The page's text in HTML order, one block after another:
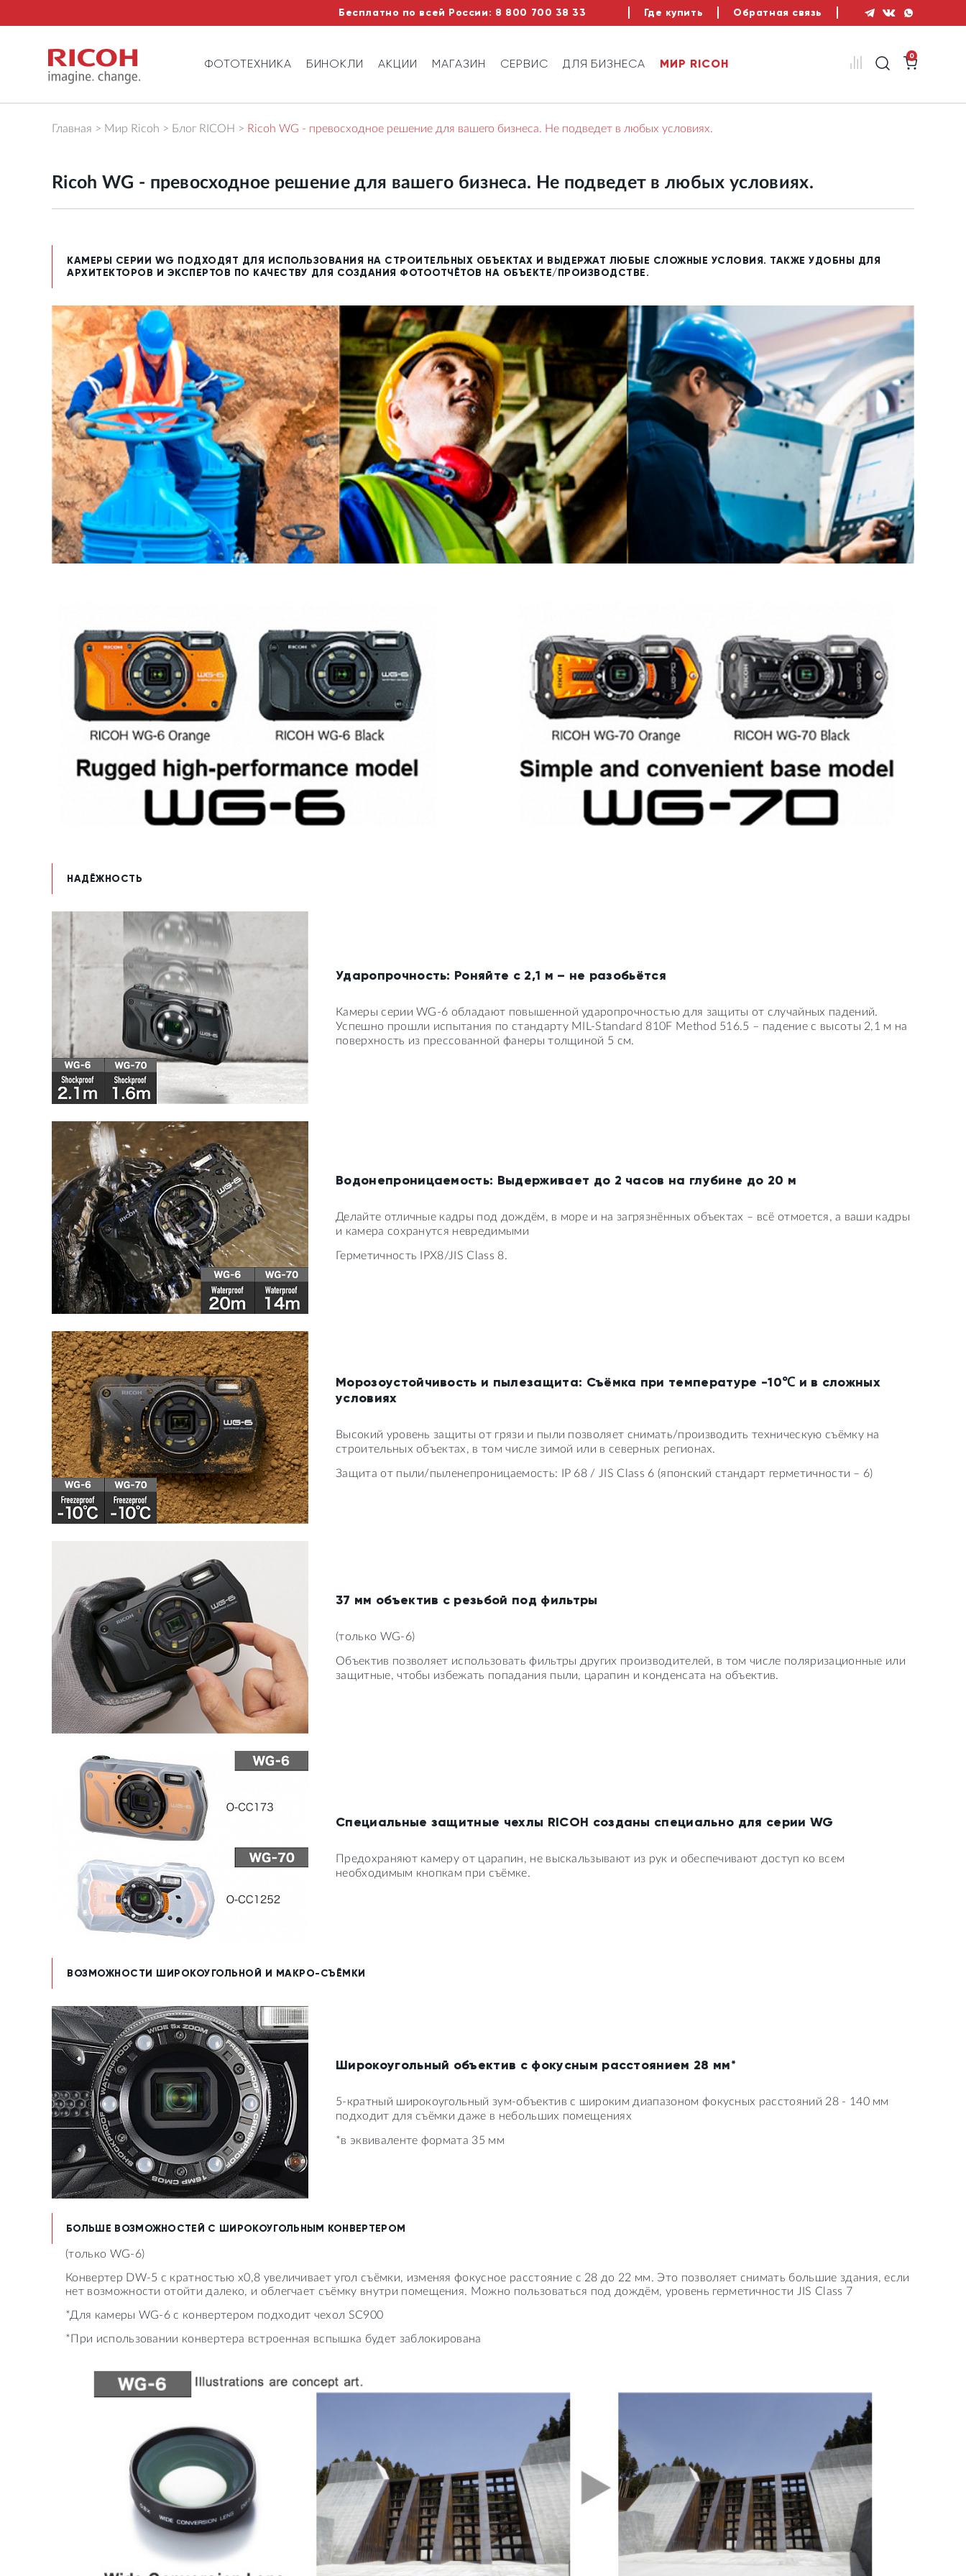
Бесплатно по всей России: 8 800 700 38 33 Где купить Обратная связь
ФОТОТЕХНИКА БИНОКЛИ АКЦИИ МАГАЗИН СЕРВИС ДЛЯ БИЗНЕСА МИР RICOH
0
Главная Мир Ricoh Блог RICOH Ricoh WG - превосходное решение для вашего бизнеса. Не подведет в любых условиях.
Ricoh WG - превосходное решение для вашего бизнеса. Не подведет в любых условиях.
КАМЕРЫ СЕРИИ WG ПОДХОДЯТ ДЛЯ ИСПОЛЬЗОВАНИЯ НА СТРОИТЕЛЬНЫХ ОБЪЕКТАХ И ВЫДЕРЖАТ ЛЮБЫЕ СЛОЖНЫЕ УСЛОВИЯ. ТАКЖЕ УДОБНЫ ДЛЯ
АРХИТЕКТОРОВ И ЭКСПЕРТОВ ПО КАЧЕСТВУ ДЛЯ СОЗДАНИЯ ФОТООТЧЁТОВ НА ОБЪЕКТЕ/ПРОИЗВОДСТВЕ.
НАДЁЖНОСТЬ
Ударопрочность: Роняйте с 2,1 м – не разобьётся
Камеры серии WG-6 обладают повышенной ударопрочностью для защиты от случайных падений.
Успешно прошли испытания по стандарту MIL-Standard 810F Method 516.5 – падение с высоты 2,1 м на
поверхность из прессованной фанеры толщиной 5 см.
Водонепроницаемость: Выдерживает до 2 часов на глубине до 20 м
Делайте отличные кадры под дождём, в море и на загрязнённых объектах – всё отмоется, а ваши кадры
и камера сохранутся невредимыми
Герметичность IPX8/JIS Class 8.
Морозоустойчивость и пылезащита: Съёмка при температуре -10℃ и в сложных
условиях
Высокий уровень защиты от грязи и пыли позволяет снимать/производить техническую съёмку на
строительных объектах, в том числе зимой или в северных регионах.
Защита от пыли/пыленепроницаемость: IP 68 / JIS Class 6 (японский стандарт герметичности – 6)
37 мм объектив с резьбой под фильтры
(только WG-6)
Объектив позволяет использовать фильтры других производителей, в том числе поляризационные или
защитные, чтобы избежать попадания пыли, царапин и конденсата на объектив.
Специальные защитные чехлы RICOH созданы специально для серии WG
Предохраняют камеру от царапин, не выскальзывают из рук и обеспечивают доступ ко всем
необходимым кнопкам при съёмке.
ВОЗМОЖНОСТИ ШИРОКОУГОЛЬНОЙ И МАКРО-СЪЁМКИ
Широкоугольный объектив с фокусным расстоянием 28 мм*
5-кратный широкоугольный зум-объектив с широким диапазоном фокусных расстояний 28 - 140 мм
подходит для съёмки даже в небольших помещениях
*в эквиваленте формата 35 мм
БОЛЬШЕ ВОЗМОЖНОСТЕЙ С ШИРОКОУГОЛЬНЫМ КОНВЕРТЕРОМ
(только WG-6)
Конвертер DW-5 с кратностью х0,8 увеличивает угол съёмки, изменяя фокусное расстояние с 28 до 22 мм. Это позволяет снимать большие здания, если
нет возможности отойти далеко, и облегчает съёмку внутри помещения. Можно пользоваться под дождём, уровень герметичности JIS Class 7
*Для камеры WG-6 с конвертером подходит чехол SC900
*При использовании конвертера встроенная вспышка будет заблокирована